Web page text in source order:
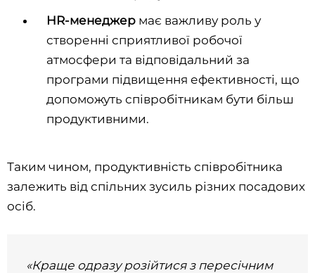
HR-менеджер має важливу роль у
створенні сприятливої робочої
атмосфери та відповідальний за
програми підвищення ефективності, що
допоможуть співробітникам бути більш
продуктивними.
Таким чином, продуктивність співробітника
залежить від спільних зусиль різних посадових
осіб.
«Краще одразу розійтися з пересічним